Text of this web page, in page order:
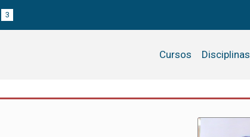
3
Cursos Disciplinas